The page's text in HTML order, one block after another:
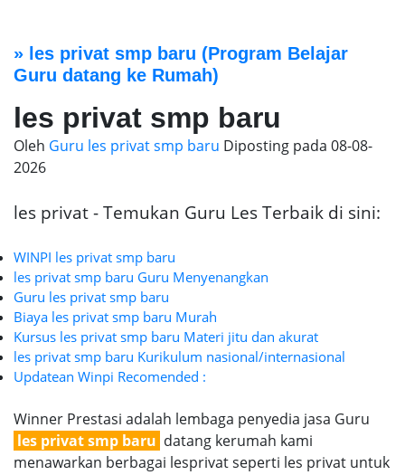
» les privat smp baru (Program Belajar
Guru datang ke Rumah)
les privat smp baru
Oleh Guru les privat smp baru Diposting pada 08-08-
2026
les privat - Temukan Guru Les Terbaik di sini:
WINPI les privat smp baru
les privat smp baru Guru Menyenangkan
Guru les privat smp baru
Biaya les privat smp baru Murah
Kursus les privat smp baru Materi jitu dan akurat
les privat smp baru Kurikulum nasional/internasional
Updatean Winpi Recomended :
Winner Prestasi adalah lembaga penyedia jasa Guru
les privat smp baru datang kerumah kami
menawarkan berbagai lesprivat seperti les privat untuk